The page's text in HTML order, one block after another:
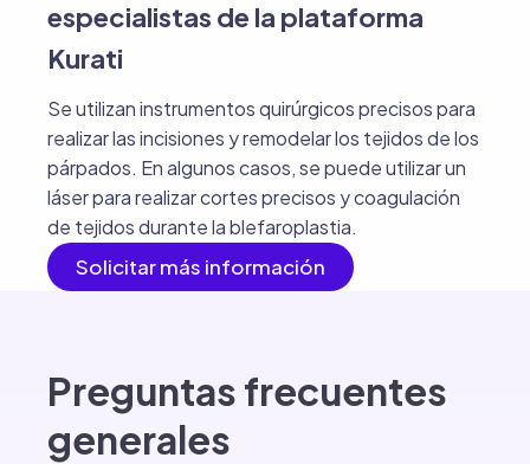
especialistas de la plataforma
Kurati
Se utilizan instrumentos quirúrgicos precisos para
realizar las incisiones y remodelar los tejidos de los
párpados. En algunos casos, se puede utilizar un
láser para realizar cortes precisos y coagulación
de tejidos durante la blefaroplastia.
Solicitar más información
Preguntas frecuentes
generales